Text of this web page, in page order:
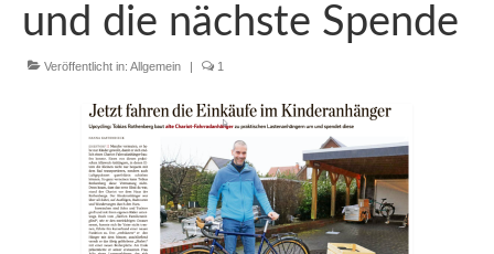
Blog
und die nächste Spende
Veröffentlicht in: Allgemein | 1